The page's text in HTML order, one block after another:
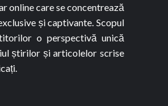
online care se concentrează
și captivante. Scopul
o perspectivă unică
știrilor și articolelor scrise